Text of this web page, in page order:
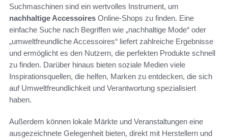
Suchmaschinen sind ein wertvolles Instrument, um
nachhaltige Accessoires Online-Shops zu finden. Eine
einfache Suche nach Begriffen wie „nachhaltige Mode“ oder
„umweltfreundliche Accessoires“ liefert zahlreiche Ergebnisse
und ermöglicht es den Nutzern, die perfekten Produkte schnell
zu finden. Darüber hinaus bieten soziale Medien viele
Inspirationsquellen, die helfen, Marken zu entdecken, die sich
auf Umweltfreundlichkeit und Verantwortung spezialisiert
haben.
Außerdem können lokale Märkte und Veranstaltungen eine
ausgezeichnete Gelegenheit bieten, direkt mit Herstellern und